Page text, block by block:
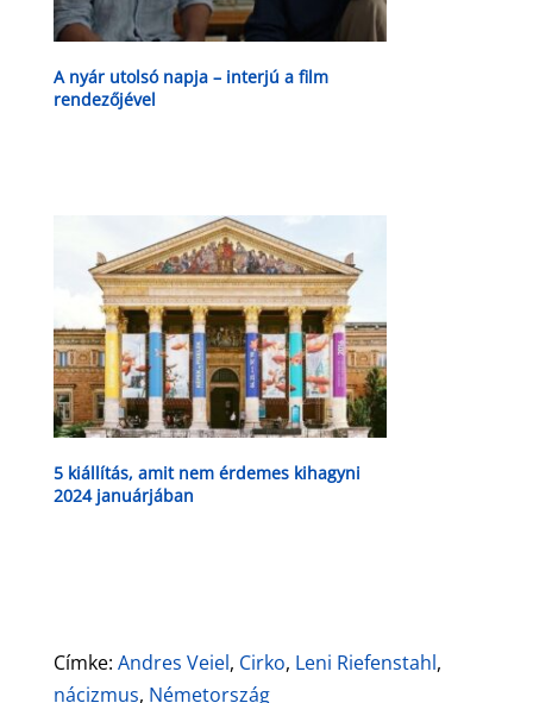
A nyár utolsó napja – interjú a film
rendezőjével
5 kiállítás, amit nem érdemes kihagyni
2024 januárjában
Címke: Andres Veiel, Cirko, Leni Riefenstahl,
nácizmus, Németország